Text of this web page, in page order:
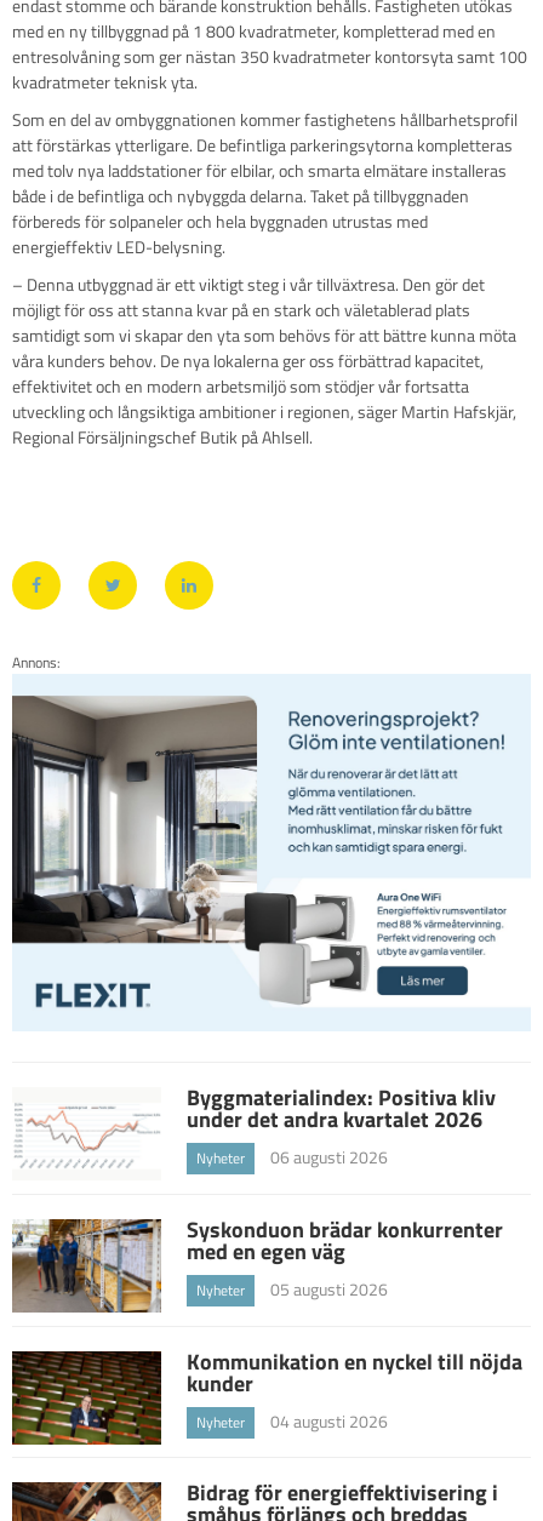
endast stomme och bärande konstruktion behålls. Fastigheten utökas
med en ny tillbyggnad på 1 800 kvadratmeter, kompletterad med en
entresolvåning som ger nästan 350 kvadratmeter kontorsyta samt 100
kvadratmeter teknisk yta.
Som en del av ombyggnationen kommer fastighetens hållbarhetsprofil
att förstärkas ytterligare. De befintliga parkeringsytorna kompletteras
med tolv nya laddstationer för elbilar, och smarta elmätare installeras
både i de befintliga och nybyggda delarna. Taket på tillbyggnaden
förbereds för solpaneler och hela byggnaden utrustas med
energieffektiv LED-belysning.
– Denna utbyggnad är ett viktigt steg i vår tillväxtresa. Den gör det
möjligt för oss att stanna kvar på en stark och väletablerad plats
samtidigt som vi skapar den yta som behövs för att bättre kunna möta
våra kunders behov. De nya lokalerna ger oss förbättrad kapacitet,
effektivitet och en modern arbetsmiljö som stödjer vår fortsatta
utveckling och långsiktiga ambitioner i regionen, säger Martin Hafskjär,
Regional Försäljningschef Butik på Ahlsell.
Annons:
Byggmaterialindex: Positiva kliv
under det andra kvartalet 2026
Nyheter 06 augusti 2026
Syskonduon brädar konkurrenter
med en egen väg
Nyheter 05 augusti 2026
Kommunikation en nyckel till nöjda
kunder
Nyheter 04 augusti 2026
Bidrag för energieffektivisering i